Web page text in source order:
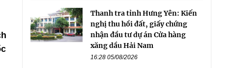
Thanh tra tỉnh Hưng Yên: Kiến
nghị thu hồi đất, giấy chứng
nhận đầu tư dự án Cửa hàng
xăng dầu Hải Nam
16:28 05/08/2026